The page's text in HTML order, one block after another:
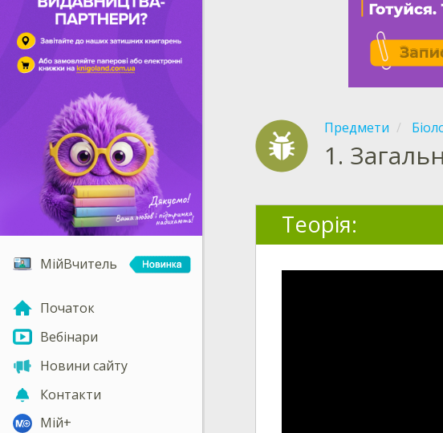
МійВчитель
Початок
Вебінари
Новини сайту
Контакти
Мій+
Предмети
1.
Теорія: